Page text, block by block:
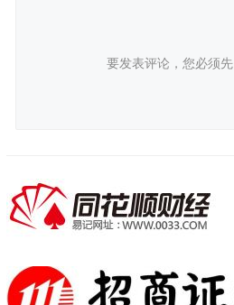
要发表评论，您必须先